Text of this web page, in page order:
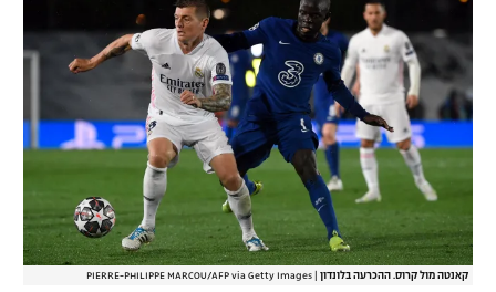
המגזין
קאנטה מול קרוס. ההכרעה בלונדון PIERRE-PHILIPPE MARCOU/AFP via Getty Images